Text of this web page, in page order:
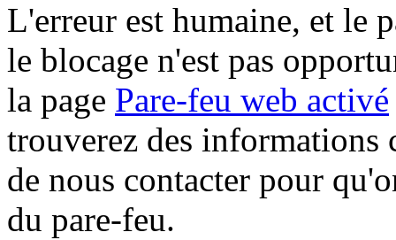
L'erreur est humaine, et le
le blocage n'est pas
la page Pare-feu web activé
trouverez des informations
de nous contacter pour
du pare-feu.